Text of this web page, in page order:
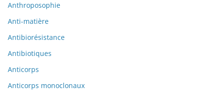
Anthroposophie
Anti-matière
Antibiorésistance
Antibiotiques
Anticorps
Anticorps monoclonaux